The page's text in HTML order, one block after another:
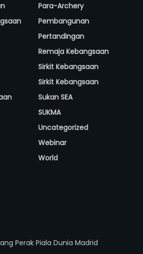
Para-Archery
Pembangunan
Pertandingan
Remaja Kebangsaan
Sirkit Kebangsaan
Sirkit Kebangsaan
Sukan SEA
SUKMA
Uncategorized
Webinar
World
Perak Piala Dunia Madrid